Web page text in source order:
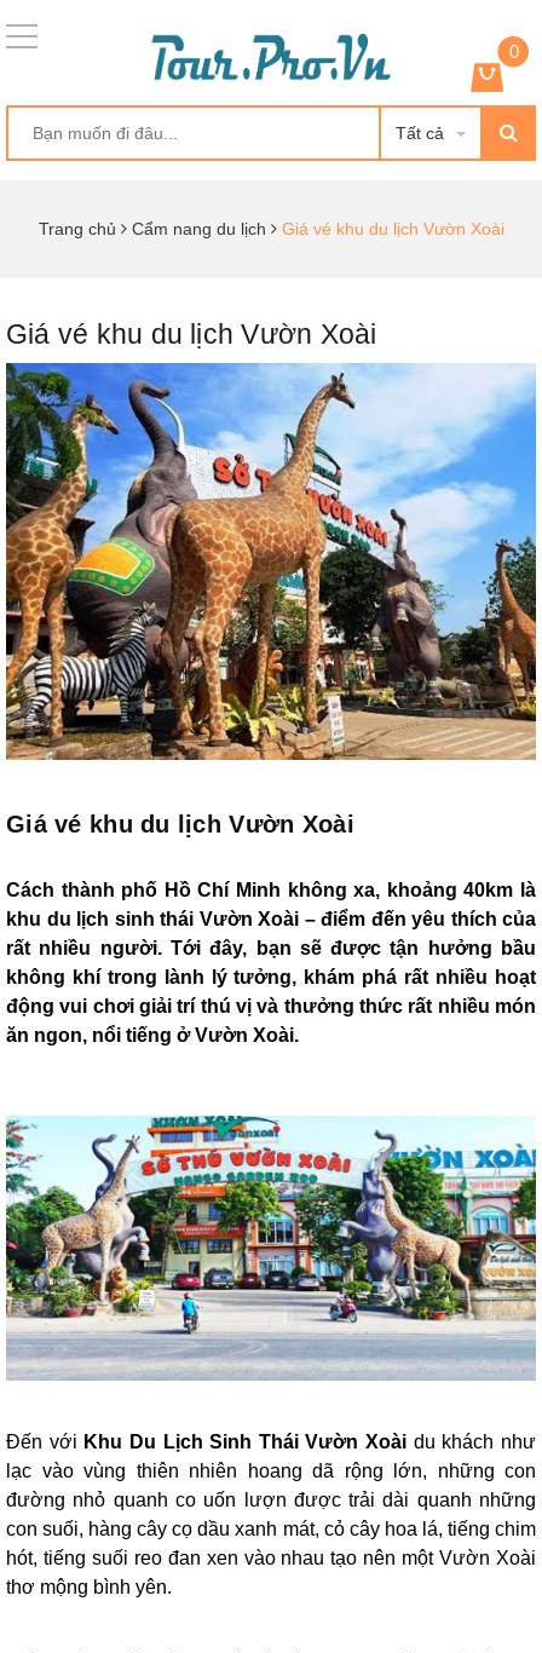
Tất cả
0
Trang chủ Cẩm nang du lịch Giá vé khu du lịch Vườn Xoài
Giá vé khu du lịch Vườn Xoài
Giá vé khu du lịch Vườn Xoài
Cách thành phố Hồ Chí Minh không xa, khoảng 40km là
khu du lịch sinh thái Vườn Xoài – điểm đến yêu thích của
rất nhiều người. Tới đây, bạn sẽ được tận hưởng bầu
không khí trong lành lý tưởng, khám phá rất nhiều hoạt
động vui chơi giải trí thú vị và thưởng thức rất nhiều món
ăn ngon, nổi tiếng ở Vườn Xoài.
Đến với Khu Du Lịch Sinh Thái Vườn Xoài du khách như
lạc vào vùng thiên nhiên hoang dã rộng lớn, những con
đường nhỏ quanh co uốn lượn được trải dài quanh những
con suối, hàng cây cọ dầu xanh mát, cỏ cây hoa lá, tiếng chim
hót, tiếng suối reo đan xen vào nhau tạo nên một Vườn Xoài
thơ mộng bình yên.